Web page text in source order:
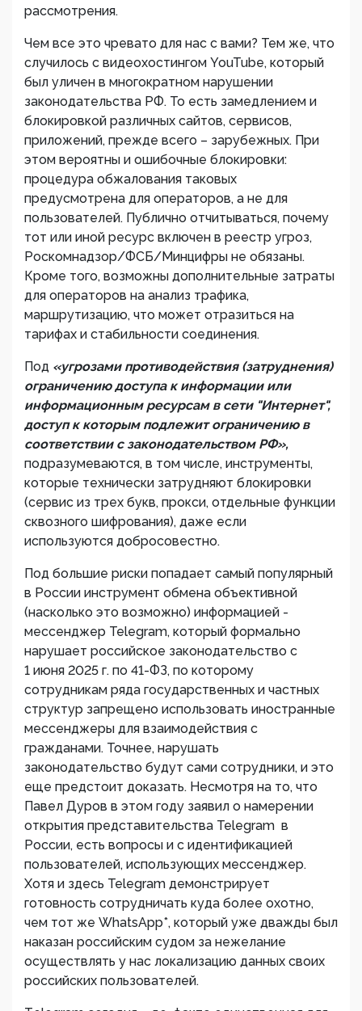
рассмотрения.
Чем все это чревато для нас с вами? Тем же, что
случилось с видеохостингом YouTube, который
был уличен в многократном нарушении
законодательства РФ. То есть замедлением и
блокировкой различных сайтов, сервисов,
приложений, прежде всего – зарубежных. При
этом вероятны и ошибочные блокировки:
процедура обжалования таковых
предусмотрена для операторов, а не для
пользователей. Публично отчитываться, почему
тот или иной ресурс включен в реестр угроз,
Роскомнадзор/ФСБ/Минцифры не обязаны.
Кроме того, возможны дополнительные затраты
для операторов на анализ трафика,
маршрутизацию, что может отразиться на
тарифах и стабильности соединения.
Под «угрозами противодействия (затруднения)
ограничению доступа к информации или
информационным ресурсам в сети "Интернет",
доступ к которым подлежит ограничению в
соответствии с законодательством РФ»,
подразумеваются, в том числе, инструменты,
которые технически затрудняют блокировки
(сервис из трех букв, прокси, отдельные функции
сквозного шифрования), даже если
используются добросовестно.
Под большие риски попадает самый популярный
в России инструмент обмена объективной
(насколько это возможно) информацией -
мессенджер Telegram, который формально
нарушает российское законодательство с
1 июня 2025 г. по 41-ФЗ, по которому
сотрудникам ряда государственных и частных
структур запрещено использовать иностранные
мессенджеры для взаимодействия с
гражданами. Точнее, нарушать
законодательство будут сами сотрудники, и это
еще предстоит доказать. Несмотря на то, что
Павел Дуров в этом году заявил о намерении
открытия представительства Telegram в
России, есть вопросы и с идентификацией
пользователей, использующих мессенджер.
Хотя и здесь Telegram демонстрирует
готовность сотрудничать куда более охотно,
чем тот же WhatsApp*, который уже дважды был
наказан российским судом за нежелание
осуществлять у нас локализацию данных своих
российских пользователей.